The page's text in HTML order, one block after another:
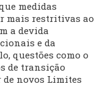
medidas
mais restritivas ao
a devida
e da
questões como o
de transição
novos Limites